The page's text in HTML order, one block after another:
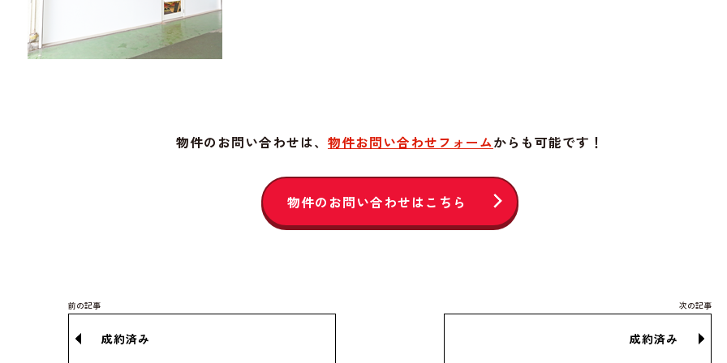
物件のお問い合わせは、 物件お問い合わせフォームからも可能です！
物件のお問い合わせはこちら
成約済み 成約済み